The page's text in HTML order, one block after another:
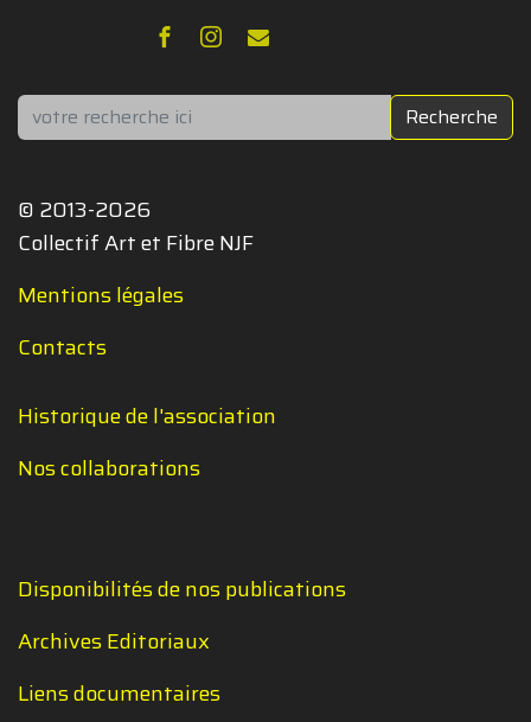
Rechercher Recherche
© 2013-2026
Collectif Art et Fibre NJF
Mentions légales
Contacts
Historique de l'association
Nos collaborations
Disponibilités de nos publications
Archives Editoriaux
Liens documentaires